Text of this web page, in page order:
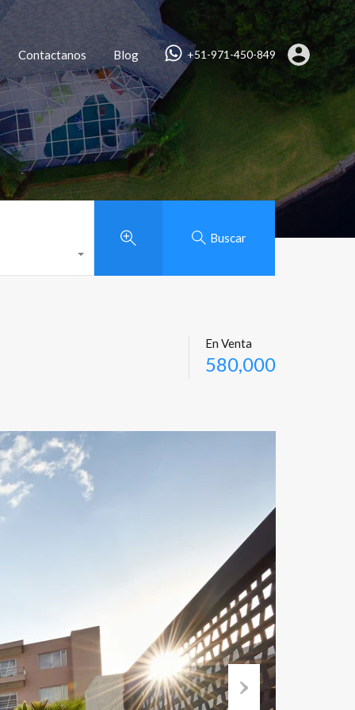
Contactanos Blog +51-971-450-849
Buscar
En Venta
580,000